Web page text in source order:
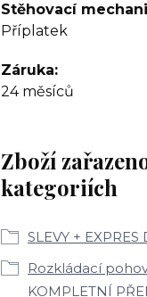
Stěhovací
Příplatek
Záruka
24 měsíců
Zboží
kategoriích
SLEVY +
Rozkládací
KOMPLETNÍ